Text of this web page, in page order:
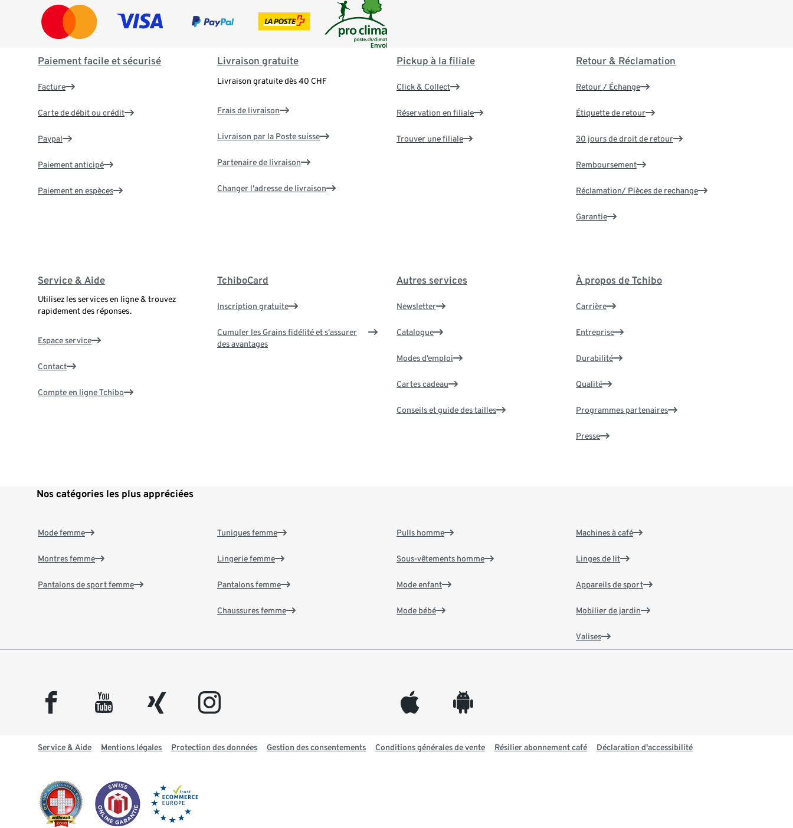
Paiement facile et sécurisé
Facture
Carte de débit ou crédit
Paypal
Paiement anticipé
Paiement en espèces
Livraison gratuite
Livraison gratuite dès 40 CHF
Frais de livraison
Livraison par la Poste suisse
Partenaire de livraison
Changer l'adresse de livraison
Pickup à la filiale
Click & Collect
Réservation en filiale
Trouver une filiale
Retour & Réclamation
Retour / Échange
Étiquette de retour
30 jours de droit de retour
Remboursement
Réclamation/ Pièces de rechange
Garantie
Service & Aide
Utilisez les services en ligne & trouvez
rapidement des réponses.
Espace service
Contact
Compte en ligne Tchibo
TchiboCard
Inscription gratuite
Cumuler les Grains fidélité et s'assurer
des avantages
Autres services
Newsletter
Catalogue
Modes d’emploi
Cartes cadeau
Conseils et guide des tailles
À propos de Tchibo
Carrière
Entreprise
Durabilité
Qualité
Programmes partenaires
Presse
Nos catégories les plus appréciées
Mode femme
Montres femme
Pantalons de sport femme
Tuniques femme
Lingerie femme
Pantalons femme
Chaussures femme
Pulls homme
Sous-vêtements homme
Mode enfant
Mode bébé
Machines à café
Linges de lit
Appareils de sport
Mobilier de jardin
Valises
facebook youtube xing instagram appleinc android
Service & Aide Mentions légales Protection des données Gestion des consentements Conditions générales de vente Résilier abonnement café Déclaration d'accessibilité